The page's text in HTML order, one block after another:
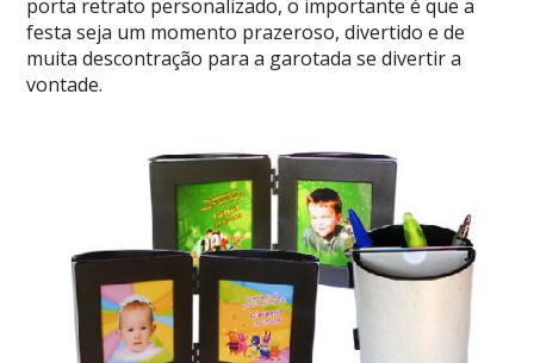
porta retrato personalizado, o importante é que a
festa seja um momento prazeroso, divertido e de
muita descontração para a garotada se divertir a
vontade.